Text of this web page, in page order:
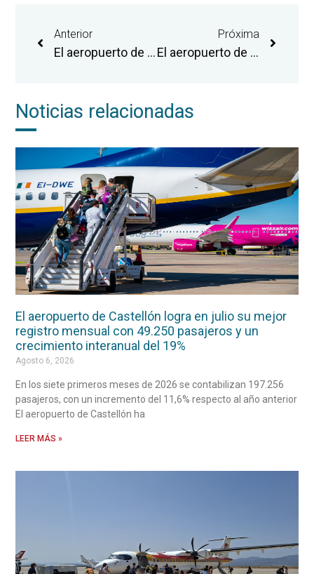
Anterior
El aeropuerto de Castellón confirma su mejor campaña estival con un nuevo récord mensual de personas pasajeras en agosto
Próxima
El aeropuerto de Castellón traslada a CCOO PV su compromiso con la dinamización económica, generación de empleo y cohesión social del territorio
Noticias relacionadas
El aeropuerto de Castellón logra en julio su mejor
registro mensual con 49.250 pasajeros y un
crecimiento interanual del 19%
Agosto 6, 2026
En los siete primeros meses de 2026 se contabilizan 197.256
pasajeros, con un incremento del 11,6% respecto al año anterior
El aeropuerto de Castellón ha
LEER MÁS »